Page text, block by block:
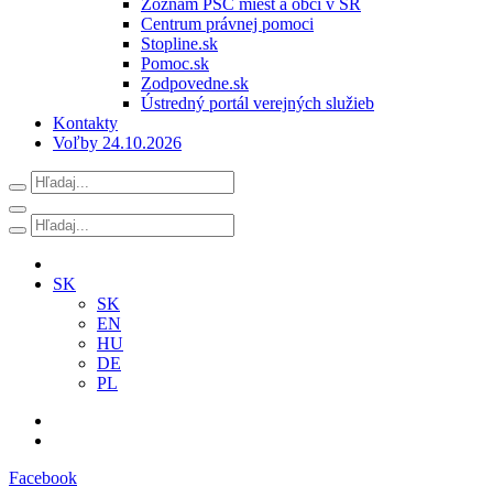
Zoznam PSČ miest a obcí v SR
Centrum právnej pomoci
Stopline.sk
Pomoc.sk
Zodpovedne.sk
Ústredný portál verejných služieb
Kontakty
Voľby 24.10.2026
SK
SK
EN
HU
DE
PL
Facebook